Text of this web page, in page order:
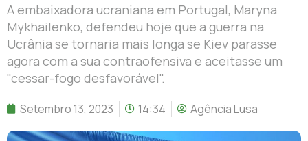
A embaixadora ucraniana em Portugal, Maryna
Mykhailenko, defendeu hoje que a guerra na
Ucrânia se tornaria mais longa se Kiev parasse
agora com a sua contraofensiva e aceitasse um
"cessar-fogo desfavorável".
Setembro 13, 2023 14:34 Agência Lusa